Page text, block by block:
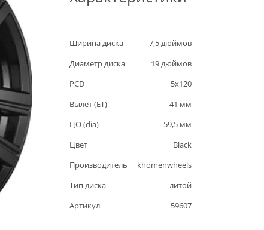
Ширина диска 7,5дюймов
Диаметр диска
19дюймов
PCD
5x120
Вылет (ET)
41 мм
ЦО (dia)
59,5 мм
Цвет
Black
Производитель
khomenwheels
Тип диска
литой
Артикул
59607